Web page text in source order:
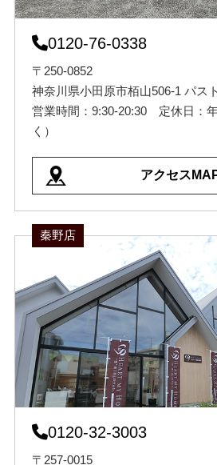
0120-76-0338
〒250-0852
神奈川県小田原市栢山506-1 パス
営業時間：9:30-20:30 定休日：
く）
アクセス
秦野店
0120-32-3003
〒257-0015